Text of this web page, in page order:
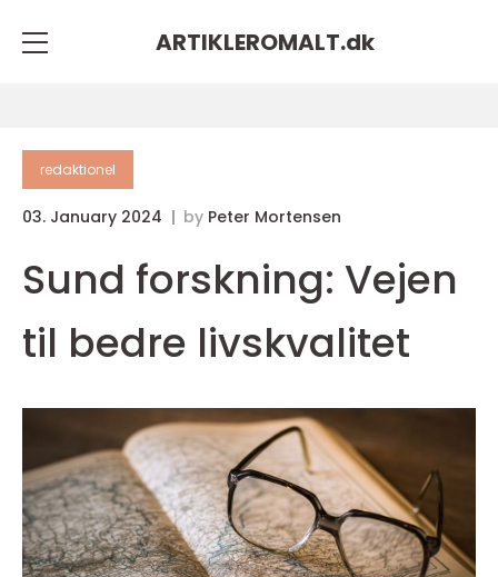
ARTIKLEROMALT.dk
redaktionel
03. January 2024 by Peter Mortensen
Sund forskning: Vejen
til bedre livskvalitet